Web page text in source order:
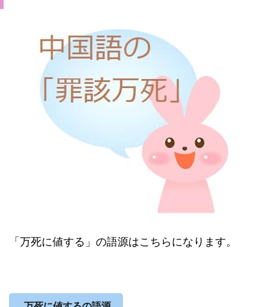
「万死に値する」の語源はこちらになります。